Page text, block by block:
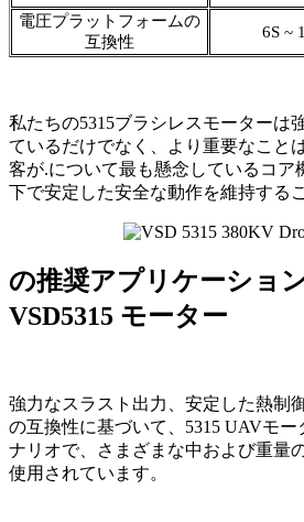
電圧プラットフォームの
互換性
6S ~
私たちの5315ブラシレスモーターは
ているだけでなく、より重要なこと
客が.について最も懸念しているコア
下で安定した安全な動作を維持する
の推奨アプリケーショ
VSD5315 モーター
強力なスラスト出力、安定した熱制
の互換性に基づいて、5315 UAVモ
ナリオで、さまざまな中および重量
使用されています。